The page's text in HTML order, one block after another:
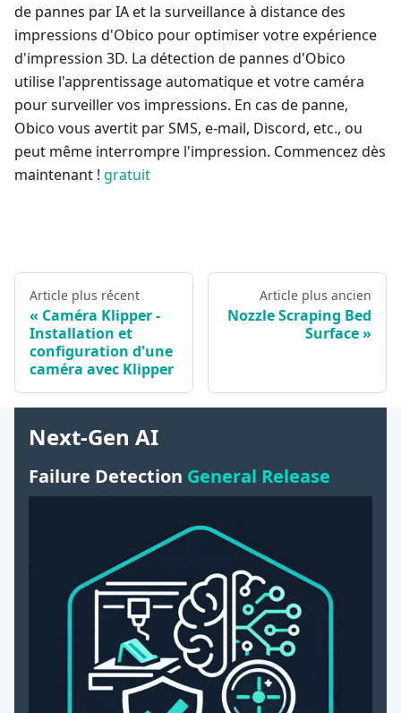
de pannes par IA et la surveillance à distance des
impressions d'Obico pour optimiser votre expérience
d'impression 3D. La détection de pannes d'Obico
utilise l'apprentissage automatique et votre caméra
pour surveiller vos impressions. En cas de panne,
Obico vous avertit par SMS, e-mail, Discord, etc., ou
peut même interrompre l'impression. Commencez dès
maintenant ! gratuit
Article plus récent
Caméra Klipper -
Installation et
configuration d'une
caméra avec Klipper
Article plus ancien
Nozzle Scraping Bed
Surface
Next-Gen AI
Failure Detection General Release